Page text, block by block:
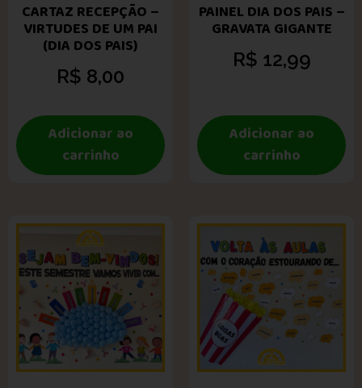
CARTAZ RECEPÇÃO –
VIRTUDES DE UM PAI
(DIA DOS PAIS)
R$ 8,00
Adicionar ao
carrinho
PAINEL DIA DOS PAIS –
GRAVATA GIGANTE
R$ 12,99
Adicionar ao
carrinho